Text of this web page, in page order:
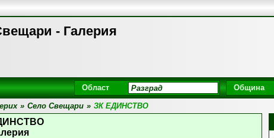
- Галерия
Област Община
» Село Свещари » ЗК ЕДИНСТВО